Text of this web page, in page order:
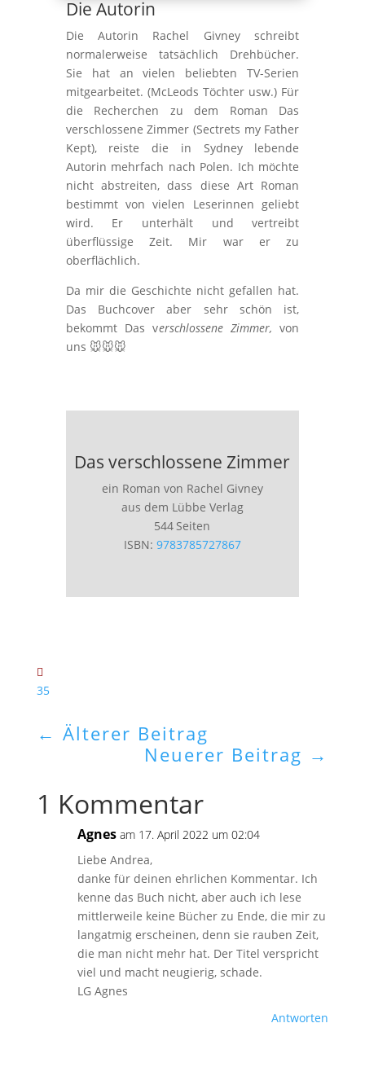
Die Autorin
Die Autorin Rachel Givney schreibt
normalerweise tatsächlich Drehbücher.
Sie hat an vielen beliebten TV-Serien
mitgearbeitet. (McLeods Töchter usw.) Für
die Recherchen zu dem Roman Das
verschlossene Zimmer (Sectrets my Father
Kept), reiste die in Sydney lebende
Autorin mehrfach nach Polen. Ich möchte
nicht abstreiten, dass diese Art Roman
bestimmt von vielen Leserinnen geliebt
wird. Er unterhält und vertreibt
überflüssige Zeit. Mir war er zu
oberflächlich.
Da mir die Geschichte nicht gefallen hat.
Das Buchcover aber sehr schön ist,
bekommt Das verschlossene Zimmer,von
uns 🐭🐭🐭
Das verschlossene Zimmer
ein Roman von Rachel Givney
aus dem Lübbe Verlag
544 Seiten
ISBN: 9783785727867
35
← Älterer Beitrag
Neuerer Beitrag →
1 Kommentar
Agnes am 17. April 2022 um 02:04
Liebe Andrea,
danke für deinen ehrlichen Kommentar. Ich
kenne das Buch nicht, aber auch ich lese
mittlerweile keine Bücher zu Ende, die mir zu
langatmig erscheinen, denn sie rauben Zeit,
die man nicht mehr hat. Der Titel verspricht
viel und macht neugierig, schade.
LG Agnes
Antworten